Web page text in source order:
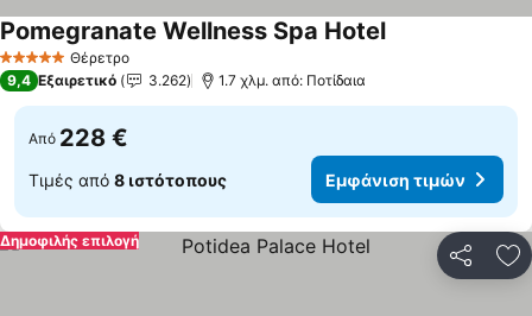
5 Αστέρια Θέρετρο
Pomegranate Wellness Spa Hotel
9,4 Εξαιρετικό 3.262 1.7 χλμ. από: Ποτίδαια
Από 228 €
Τιμές από 8 ιστότοπους Εμφάνιση τιμών
Δημοφιλής επιλογή